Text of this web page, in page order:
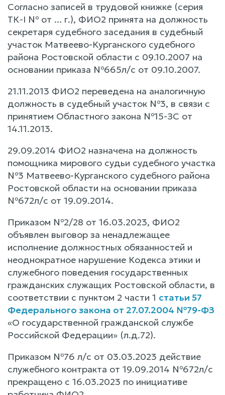
Согласно записей в трудовой книжке (серия
ТК-I № от ... г.), ФИО2 принята на должность
секретаря судебного заседания в судебный
участок Матвеево-Курганского судебного
района Ростовской области с 09.10.2007 на
основании приказа №665л/с от 09.10.2007.
21.11.2013 ФИО2 переведена на аналогичную
должность в судебный участок №3, в связи с
принятием Областного закона №15-ЗС от
14.11.2013.
29.09.2014 ФИО2 назначена на должность
помощника мирового судьи судебного участка
№3 Матвеево-Курганского судебного района
Ростовской области на основании приказа
№672л/с от 19.09.2014.
Приказом №2/28 от 16.03.2023, ФИО2
объявлен выговор за ненадлежащее
исполнение должностных обязанностей и
неоднократное нарушение Кодекса этики и
служебного поведения государственных
гражданских служащих Ростовской области, в
соответствии с пунктом 2 части 1 статьи 57
Федерального закона от 27.07.2004 №79-ФЗ
«О государственной гражданской службе
Российской Федерации» (л.д.72).
Приказом №76 л/с от 03.03.2023 действие
служебного контракта от 19.09.2014 №672л/с
прекращено с 16.03.2023 по инициативе